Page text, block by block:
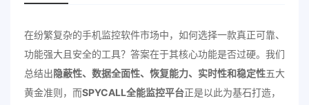
在纷繁复杂的手机监控软件市场中，如何选择一款真正可靠、
功能强大且安全的工具？答案在于其核心功能是否过硬。我们
总结出隐蔽性、数据全面性、恢复能力、实时性和稳定性五大
黄金准则，而SPYCALL全能监控平台正是以此为基石打造，